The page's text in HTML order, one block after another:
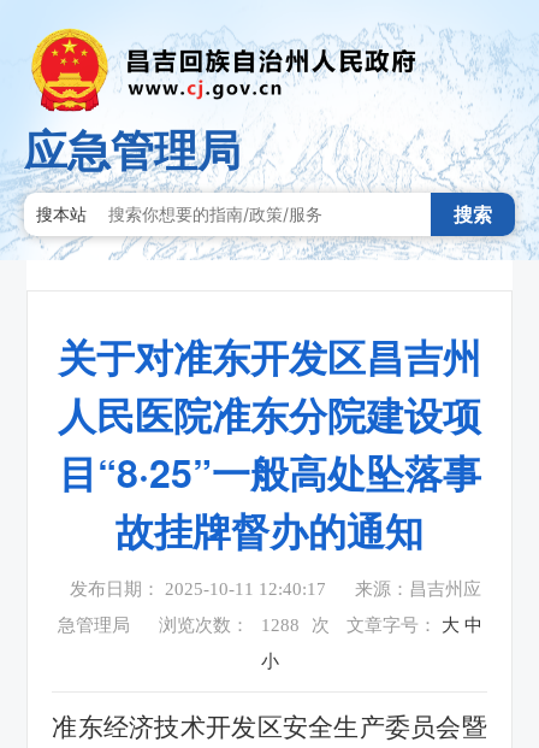
应急管理局
搜本站 搜索
关于对准东开发区昌吉州
人民医院准东分院建设项
目“8·25”一般高处坠落事
故挂牌督办的通知
发布日期： 2025-10-11 12:40:17
来源：昌吉州应
急管理局
浏览次数： 1288 次 文章字号： 大 中
小
准东经济技术开发区安全生产委员会暨